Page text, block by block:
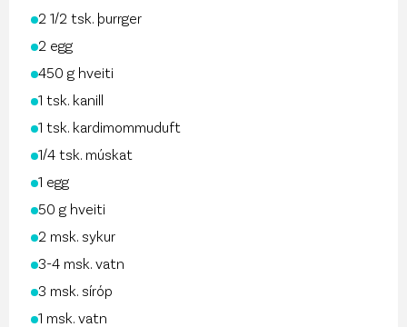
2 1⁄2 tsk. þurrger
2 egg
450 g hveiti
1 tsk. kanill
1 tsk. kardimommuduft
1⁄4 tsk. múskat
1 egg
50 g hveiti
2 msk. sykur
3-4 msk. vatn
3 msk. síróp
1 msk. vatn